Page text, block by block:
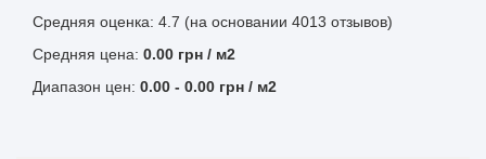
Средняя оценка: 4.7 (на основании 4013 отзывов)
Средняя цена: 0.00 грн / м2
Диапазон цен: 0.00 - 0.00 грн / м2